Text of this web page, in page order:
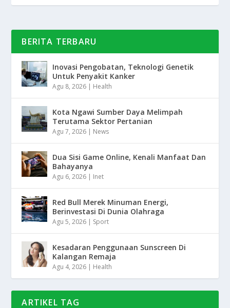
BERITA TERBARU
Inovasi Pengobatan, Teknologi Genetik
Untuk Penyakit Kanker
Agu 8, 2026 | Health
Kota Ngawi Sumber Daya Melimpah
Terutama Sektor Pertanian
Agu 7, 2026 | News
Dua Sisi Game Online, Kenali Manfaat Dan
Bahayanya
Agu 6, 2026 | Inet
Red Bull Merek Minuman Energi,
Berinvestasi Di Dunia Olahraga
Agu 5, 2026 | Sport
Kesadaran Penggunaan Sunscreen Di
Kalangan Remaja
Agu 4, 2026 | Health
ARTIKEL TAG